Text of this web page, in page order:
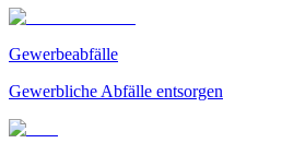
Gewerbeabfälle
Gewerbliche Abfälle entsorgen